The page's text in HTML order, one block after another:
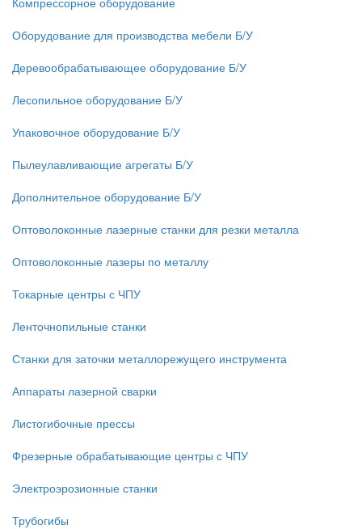
Оборудование для производства мебели Б/У
Деревообрабатывающее оборудование Б/У
Лесопильное оборудование Б/У
Упаковочное оборудование Б/У
Пылеулавливающие агрегаты Б/У
Дополнительное оборудование Б/У
Оптоволоконные лазерные станки для резки металла
Оптоволоконные лазеры по металлу
Токарные центры с ЧПУ
Ленточнопильные станки
Станки для заточки металлорежущего инструмента
Аппараты лазерной сварки
Листогибочные прессы
Фрезерные обрабатывающие центры с ЧПУ
Электроэрозионные станки
Трубогибы